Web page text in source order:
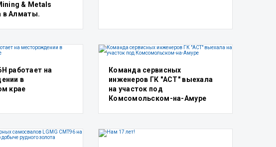
& Metals
в Алматы.
работает на
в
крае
Команда сервисных
инженеров ГК "АСТ" выехала
на участок под
Комсомольском-на-Амуре